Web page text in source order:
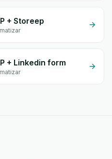
+ Storeep
+ Linkedin form